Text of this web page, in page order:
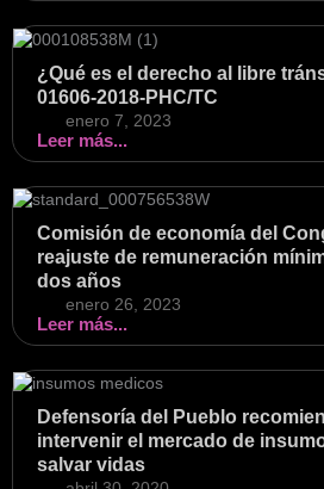
¿Qué es el derecho al libre
01606-2018-PHC/TC
enero 7, 2023
Leer más...
Comisión de economía del
reajuste de remuneración
dos años
enero 26, 2023
Leer más...
Defensoría del Pueblo
intervenir el mercado de
salvar vidas